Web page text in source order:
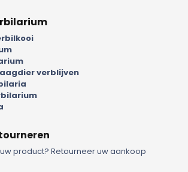
verblijven
product? Retourneer uw aankoop